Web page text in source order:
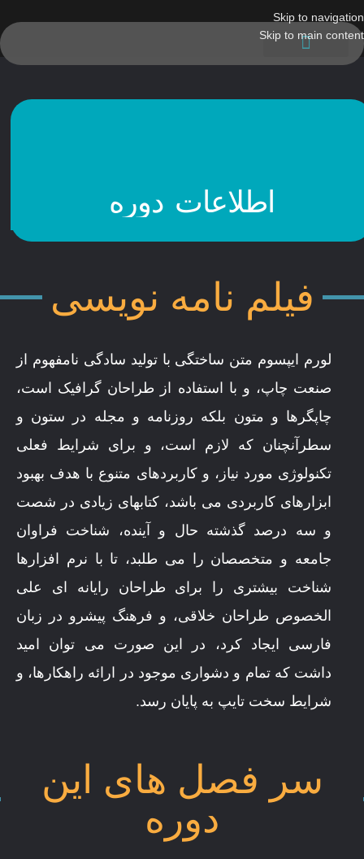
Skip to navigation
Skip to main content
اطلاعات دوره
فیلم نامه نویسی
لورم ایپسوم متن ساختگی با تولید سادگی نامفهوم از
صنعت چاپ، و با استفاده از طراحان گرافیک است،
چاپگرها و متون بلکه روزنامه و مجله در ستون و
سطرآنچنان که لازم است، و برای شرایط فعلی
تکنولوژی مورد نیاز، و کاربردهای متنوع با هدف بهبود
ابزارهای کاربردی می باشد، کتابهای زیادی در شصت
و سه درصد گذشته حال و آینده، شناخت فراوان
جامعه و متخصصان را می طلبد، تا با نرم افزارها
شناخت بیشتری را برای طراحان رایانه ای علی
الخصوص طراحان خلاقی، و فرهنگ پیشرو در زبان
فارسی ایجاد کرد، در این صورت می توان امید
داشت که تمام و دشواری موجود در ارائه راهکارها، و
شرایط سخت تایپ به پایان رسد.
سر فصل های این
دوره